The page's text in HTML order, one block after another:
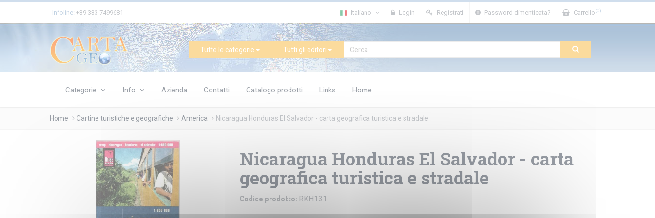
Infoline: +39 333 7499681 Italiano Login Registrati Password dimenticata? Carrello(0)
Tutte le categorie Tutti gli editori
Categorie Info Azienda Contatti Catalogo prodotti Links Home
Home Cartine turistiche e geografiche America Nicaragua Honduras El Salvador - carta geografica turistica e stradale
Nicaragua Honduras El Salvador - carta
geografica turistica e stradale
Codice prodotto: RKH131
Cookies management panel